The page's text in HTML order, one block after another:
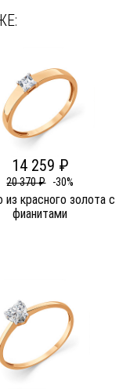
14 259 ₽
20 370 ₽ -30%
из красного золота c
фианитами